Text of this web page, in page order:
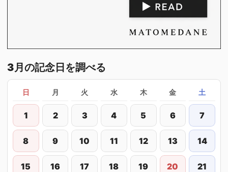
3月の記念日を調べる
日 月 火 水 木 金 土
1 2 3 4 5 6 7
8 9 10 11 12 13 14
15 16 17 18 19 20 21